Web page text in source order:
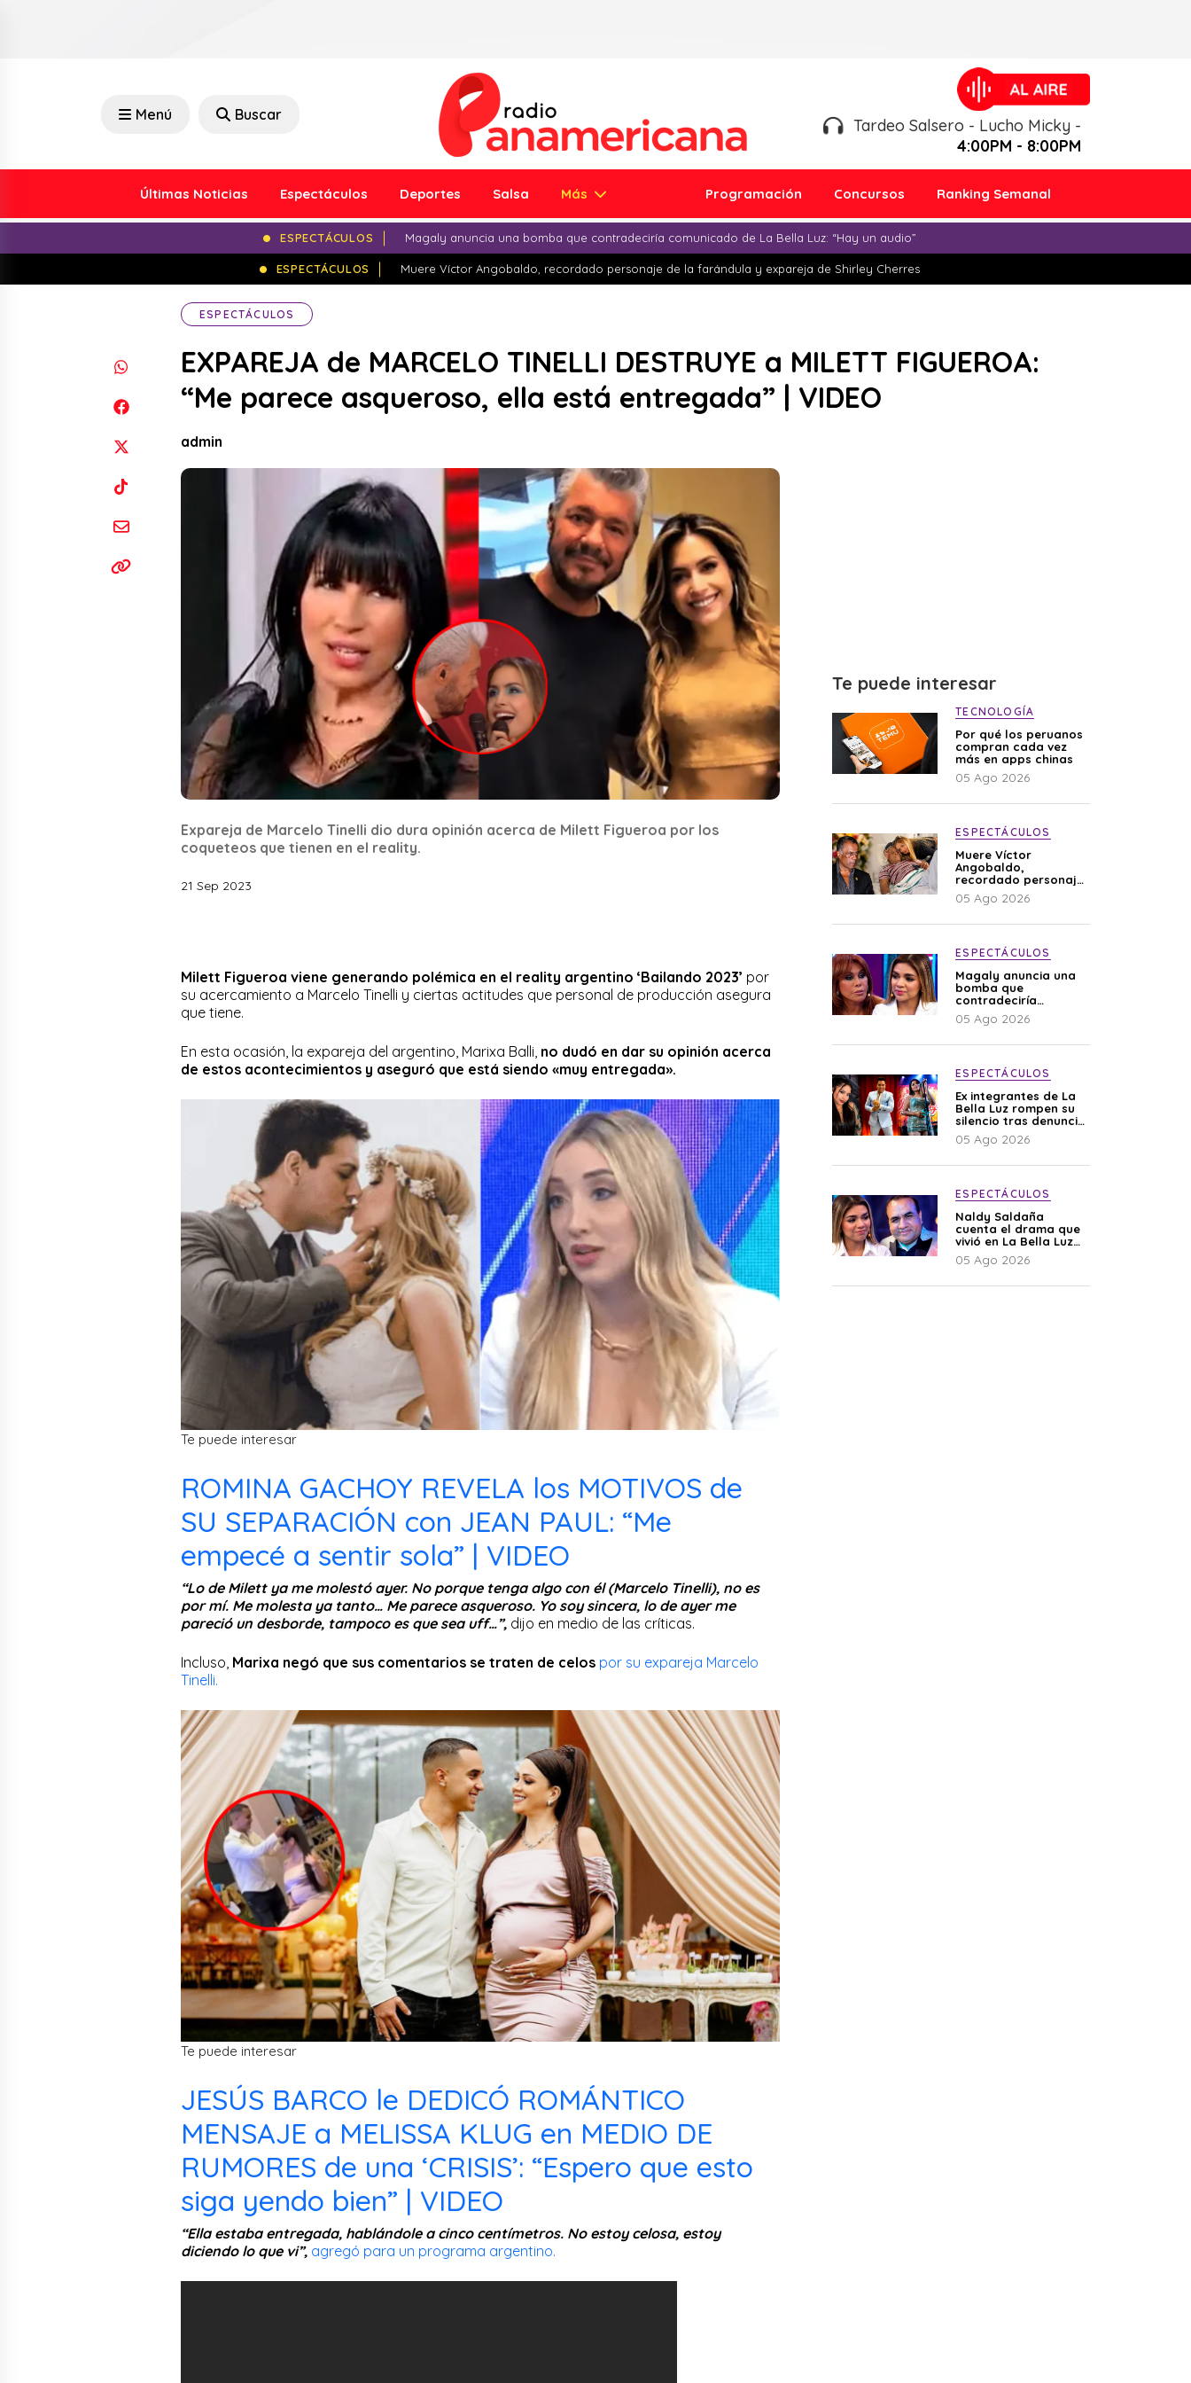
Menú Buscar
Tardeo Salsero - Lucho Micky -
4:00PM - 8:00PM
Últimas Noticias Espectáculos Deportes Salsa Más Programación Concursos Ranking Semanal
ESPECTÁCULOS Magaly anuncia una bomba que contradeciría comunicado de La Bella Luz: “Hay un audio”
ESPECTÁCULOS Muere Víctor Angobaldo, recordado personaje de la farándula y expareja de Shirley Cherres
ESPECTÁCULOS
EXPAREJA de MARCELO TINELLI DESTRUYE a MILETT FIGUEROA:
“Me parece asqueroso, ella está entregada” | VIDEO
admin
Expareja de Marcelo Tinelli dio dura opinión acerca de Milett Figueroa por los
coqueteos que tienen en el reality.
21 Sep 2023
Milett Figueroa viene generando polémica en el reality argentino ‘Bailando 2023’ por
su acercamiento a Marcelo Tinelli y ciertas actitudes que personal de producción asegura
que tiene.
En esta ocasión, la expareja del argentino, Marixa Balli, no dudó en dar su opinión acerca
de estos acontecimientos y aseguró que está siendo «muy entregada».
Te puede interesar
ROMINA GACHOY REVELA los MOTIVOS de
SU SEPARACIÓN con JEAN PAUL: “Me
empecé a sentir sola” | VIDEO
“Lo de Milett ya me molestó ayer. No porque tenga algo con él (Marcelo Tinelli), no es
por mí. Me molesta ya tanto… Me parece asqueroso. Yo soy sincera, lo de ayer me
pareció un desborde, tampoco es que sea uff…”, dijo en medio de las críticas.
Incluso, Marixa negó que sus comentarios se traten de celos por su expareja Marcelo
Tinelli.
Te puede interesar
JESÚS BARCO le DEDICÓ ROMÁNTICO
MENSAJE a MELISSA KLUG en MEDIO DE
RUMORES de una ‘CRISIS’: “Espero que esto
siga yendo bien” | VIDEO
“Ella estaba entregada, hablándole a cinco centímetros. No estoy celosa, estoy
diciendo lo que vi”, agregó para un programa argentino.
Te puede interesar
TECNOLOGÍA
Por qué los peruanos
compran cada vez
más en apps chinas
05 Ago 2026
ESPECTÁCULOS
Muere Víctor
Angobaldo,
recordado personaje
de la farándula y
expareja de Shirley
05 Ago 2026
ESPECTÁCULOS
Magaly anuncia una
bomba que
contradeciría
comunicado de La
Bella Luz: “Hay un
05 Ago 2026
ESPECTÁCULOS
Ex integrantes de La
Bella Luz rompen su
silencio tras denuncia
de Naldy: “Todo el
mundo lo sabía”
05 Ago 2026
ESPECTÁCULOS
Naldy Saldaña
cuenta el drama que
vivió en La Bella Luz
tras denuncia al
director musical: “No
05 Ago 2026